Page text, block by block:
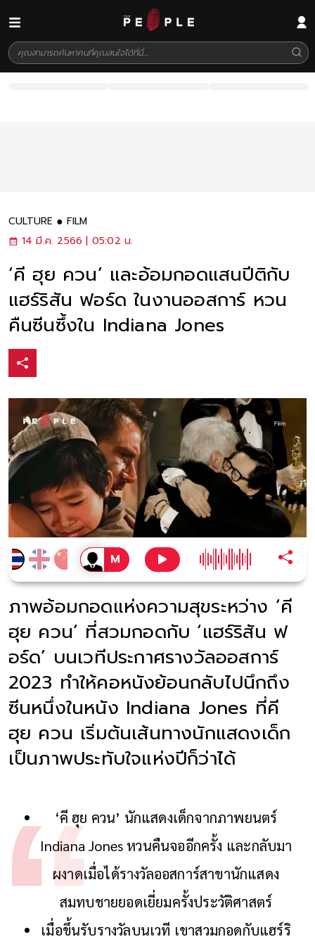
CULTURE
FILM
14 มี.ค. 2566 | 05:02 น.
‘คี ฮุย ควน’ และอ้อมกอดแสนปีติกับ
แฮร์ริสัน ฟอร์ด ในงานออสการ์ หวน
คืนซีนซึ้งใน Indiana Jones
ภาพอ้อมกอดแห่งความสุขระหว่าง ‘คี
ฮุย ควน’ ที่สวมกอดกับ ‘แฮร์ริสัน ฟ
อร์ด’ บนเวทีประกาศรางวัลออสการ์
2023 ทำให้คอหนังย้อนกลับไปนึกถึง
ซีนหนึ่งในหนัง Indiana Jones ที่คี
ฮุย ควน เริ่มต้นเส้นทางนักแสดงเด็ก
เป็นภาพประทับใจแห่งปีก็ว่าได้
‘คี ฮุย ควน’ นักแสดงเด็กจากภาพยนตร์
Indiana Jones หวนคืนจออีกครั้ง และกลับมา
ผงาดเมื่อได้รางวัลออสการ์สาขานักแสดง
สมทบชายยอดเยี่ยมครั้งประวัติศาสตร์
เมื่อขึ้นรับรางวัลบนเวที เขาสวมกอดกับแฮร์ริ